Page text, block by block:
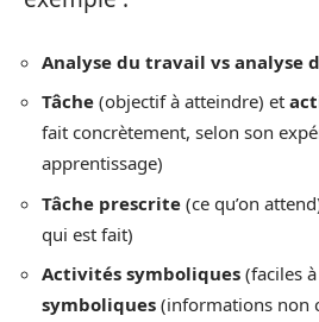
Analyse du travail vs analyse
Tâche (objectif à atteindre) et
fait concrètement, selon son
apprentissage)
Tâche prescrite (ce qu’on
qui est fait)
Activités symboliques (faciles
symboliques (informations non